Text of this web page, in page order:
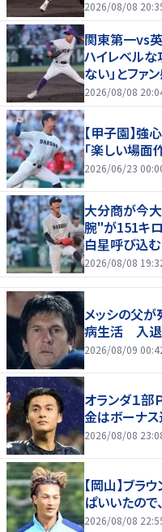
2026/08/08
関東第一vs
ハイレベルな
ない」とファ
2026/08/08
【甲子園】強
「楽しい場面
2026/06/23
大分商が今
腕"が151キ
白星呼び込む
2026/08/08
メッシの父
病生活 入退
2026/08/09
オランダ１
金はボーナ
2026/08/08
【岡山】ブラ
ぱいいたので
2026/08/08